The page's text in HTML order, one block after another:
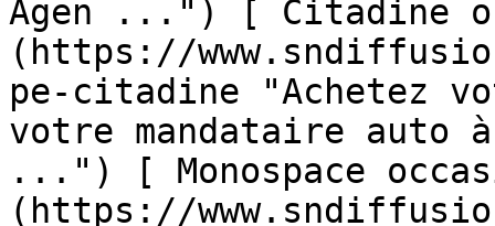
Agen ...") [ Citadine
(https://
pe-citadine "Achetez
votre mandataire auto
...") [ Monospace
(https://